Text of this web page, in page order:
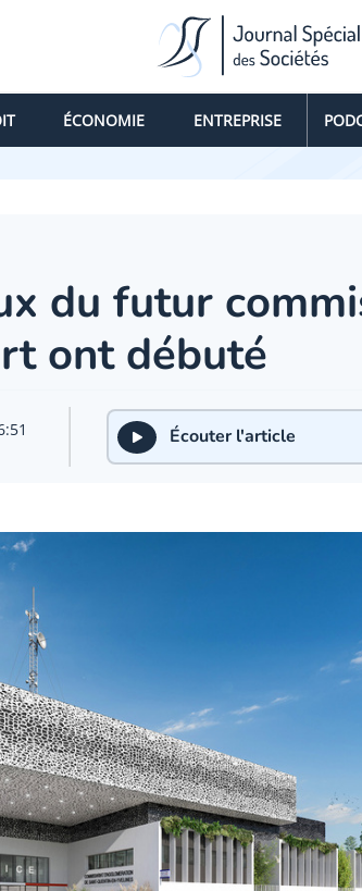
ÉCONOMIE ENTREPRISE
du futur
ont débuté
Écouter l'article